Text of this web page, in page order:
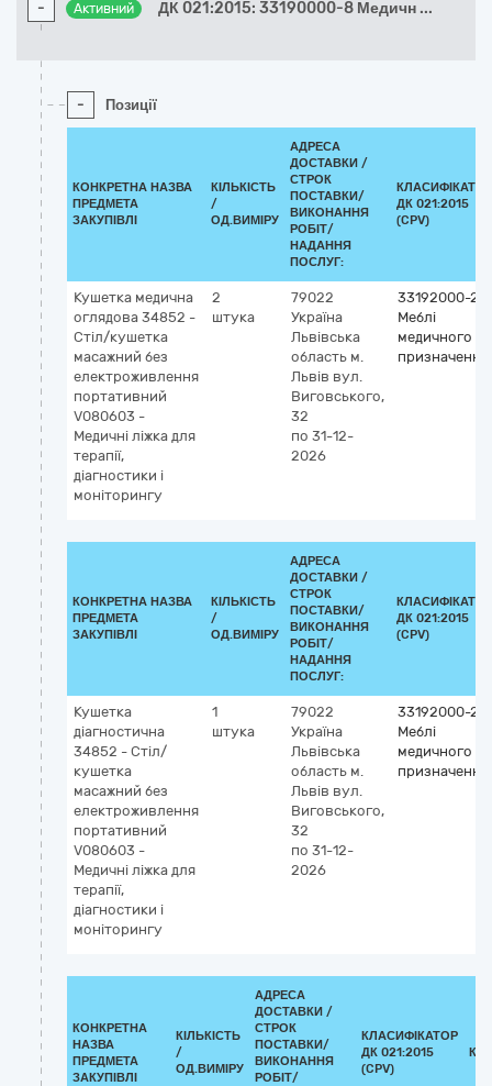
- Активний ДК 021:2015: 33190000-8 Медичн ...
- Позиції
КОНКРЕТНА НАЗВА
ПРЕДМЕТА
ЗАКУПІВЛІ
КІЛЬКІСТЬ
/
ОД.ВИМІРУ
АДРЕСА
ДОСТАВКИ /
СТРОК
ПОСТАВКИ/
ВИКОНАННЯ
РОБІТ/
НАДАННЯ
ПОСЛУГ:
КЛАСИФІКАТОР
ДК 021:2015
(CPV)
Кушетка медична
оглядова 34852 -
Стіл/кушетка
масажний без
електроживлення
портативний
V080603 -
Медичні ліжка для
терапії,
діагностики і
моніторингу
2
штука
79022
Україна
Львівська
область м.
Львів вул.
Виговського,
32
по 31-12-
2026
33192000-2
Меблі
медичного
призначення
КОНКРЕТНА НАЗВА
ПРЕДМЕТА
ЗАКУПІВЛІ
КІЛЬКІСТЬ
/
ОД.ВИМІРУ
АДРЕСА
ДОСТАВКИ /
СТРОК
ПОСТАВКИ/
ВИКОНАННЯ
РОБІТ/
НАДАННЯ
ПОСЛУГ:
КЛАСИФІКАТОР
ДК 021:2015
(CPV)
Кушетка
діагностична
34852 - Стіл/
кушетка
масажний без
електроживлення
портативний
V080603 -
Медичні ліжка для
терапії,
діагностики і
моніторингу
1
штука
79022
Україна
Львівська
область м.
Львів вул.
Виговського,
32
по 31-12-
2026
33192000-2
Меблі
медичного
призначення
КОНКРЕТНА
НАЗВА
ПРЕДМЕТА
ЗАКУПІВЛІ
КІЛЬКІСТЬ
/
ОД.ВИМІРУ
АДРЕСА
ДОСТАВКИ /
СТРОК
ПОСТАВКИ/
ВИКОНАННЯ
РОБІТ/
КЛАСИФІКАТОР
ДК 021:2015
(CPV)